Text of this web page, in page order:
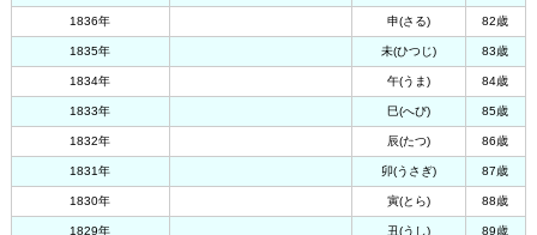
1836年 申(さる) 82歳
1835年 未(ひつじ) 83歳
1834年 午(うま) 84歳
1833年 巳(へび) 85歳
1832年 辰(たつ) 86歳
1831年 卯(うさぎ) 87歳
1830年 寅(とら) 88歳
1829年 丑(うし) 89歳